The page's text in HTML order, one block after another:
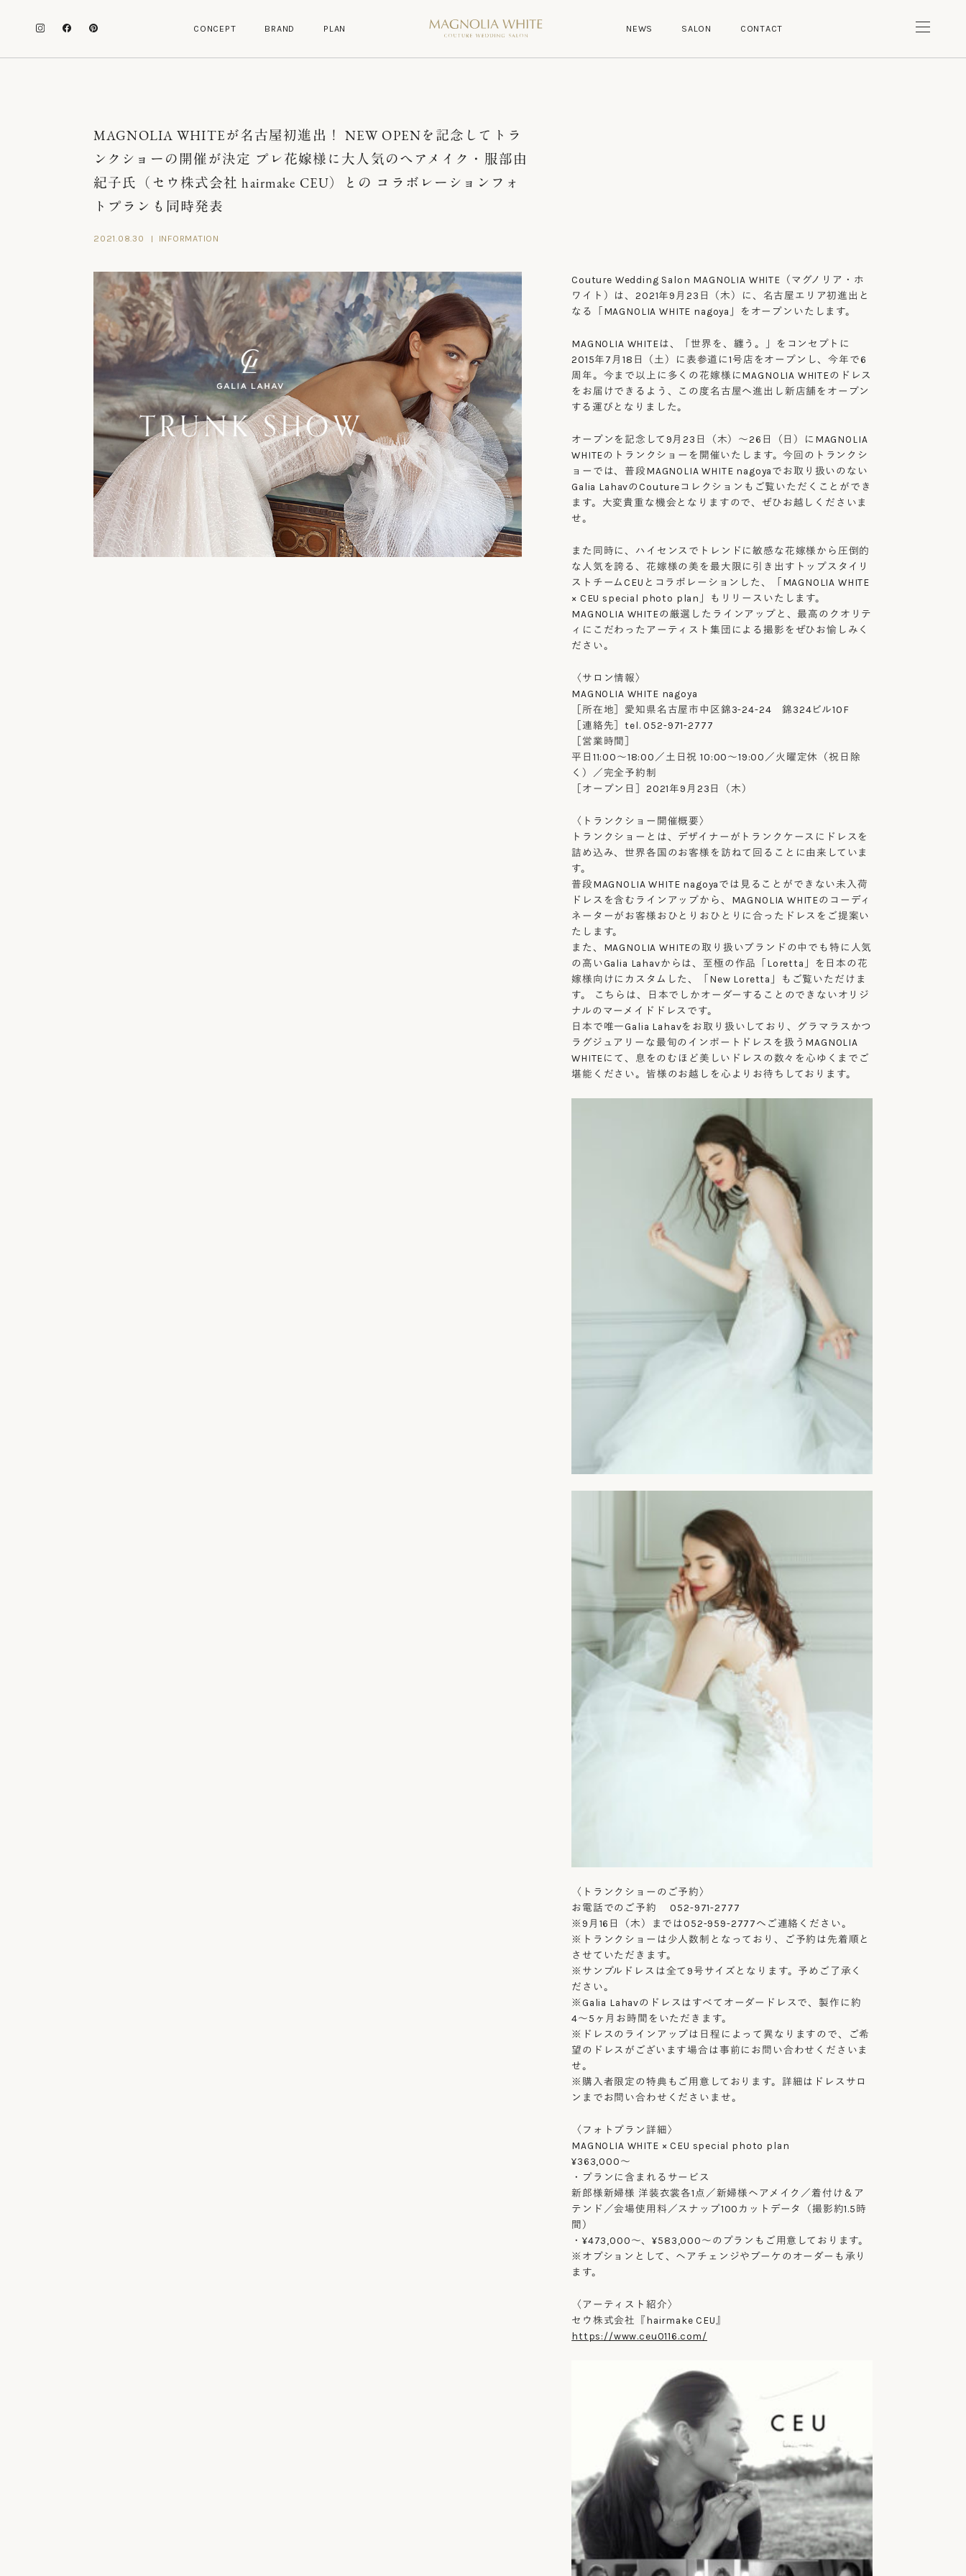
C O NC E PT
B RAND
P L AN
N EWS
SAL O N
C ONTACT
MAGNOLIA WHITEが名古屋初進出！ NEW OPENを記念してトラ
ンクショーの開催が決定 プレ花嫁様に大人気のヘアメイク・服部由
紀子氏（セウ株式会社 hairmake CEU）との コラボレーションフォ
トプランも同時発表
2021.08.30 INFORMATION
Couture Wedding Salon MAGNOLIA WHITE（マグノリア・ホ
ワイト）は、2021年9月23日（木）に、名古屋エリア初進出と
なる「MAGNOLIA WHITE nagoya」をオープンいたします。
MAGNOLIA WHITEは、「世界を、纏う。」をコンセプトに
2015年7月18日（土）に表参道に1号店をオープンし、今年で6
周年。今まで以上に多くの花嫁様にMAGNOLIA WHITEのドレス
をお届けできるよう、この度名古屋へ進出し新店舗をオープン
する運びとなりました。
オープンを記念して9月23日（木）〜26日（日）にMAGNOLIA
WHITEのトランクショーを開催いたします。今回のトランクシ
ョーでは、普段MAGNOLIA WHITE nagoyaでお取り扱いのない
Galia LahavのCoutureコレクションもご覧いただくことができ
ます。大変貴重な機会となりますので、ぜひお越しくださいま
せ。
また同時に、ハイセンスでトレンドに敏感な花嫁様から圧倒的
な人気を誇る、花嫁様の美を最大限に引き出すトップスタイリ
ストチームCEUとコラボレーションした、「MAGNOLIA WHITE
× CEU special photo plan」もリリースいたします。
MAGNOLIA WHITEの厳選したラインアップと、最高のクオリテ
ィにこだわったアーティスト集団による撮影をぜひお愉しみく
ださい。
〈サロン情報〉
MAGNOLIA WHITE nagoya
［所在地］愛知県名古屋市中区錦3-24-24 錦324ビル10F
［連絡先］tel. 052-971-2777
［営業時間］
平日11:00〜18:00／土日祝 10:00〜19:00／火曜定休（祝日除
く）／完全予約制
［オープン日］2021年9月23日（木）
〈トランクショー開催概要〉
トランクショーとは、デザイナーがトランクケースにドレスを
詰め込み、世界各国のお客様を訪ねて回ることに由来していま
す。
普段MAGNOLIA WHITE nagoyaでは見ることができない未入荷
ドレスを含むラインアップから、MAGNOLIA WHITEのコーディ
ネーターがお客様おひとりおひとりに合ったドレスをご提案い
たします。
また、MAGNOLIA WHITEの取り扱いブランドの中でも特に人気
の高いGalia Lahavからは、至極の作品「Loretta」を日本の花
嫁様向けにカスタムした、「New Loretta」もご覧いただけま
す。 こちらは、日本でしかオーダーすることのできないオリジ
ナルのマーメイドドレスです。
日本で唯一Galia Lahavをお取り扱いしており、グラマラスかつ
ラグジュアリーな最旬のインポートドレスを扱うMAGNOLIA
WHITEにて、息をのむほど美しいドレスの数々を心ゆくまでご
堪能ください。皆様のお越しを心よりお待ちしております。
〈トランクショーのご予約〉
お電話でのご予約 052-971-2777
※9月16日（木）までは052-959-2777へご連絡ください。
※トランクショーは少人数制となっており、ご予約は先着順と
させていただきます。
※サンプルドレスは全て9号サイズとなります。予めご了承く
ださい。
※Galia Lahavのドレスはすべてオーダードレスで、製作に約
4〜5ヶ月お時間をいただきます。
※ドレスのラインアップは日程によって異なりますので、ご希
望のドレスがございます場合は事前にお問い合わせくださいま
せ。
※購入者限定の特典もご用意しております。詳細はドレスサロ
ンまでお問い合わせくださいませ。
〈フォトプラン詳細〉
MAGNOLIA WHITE × CEU special photo plan
¥363,000〜
・プランに含まれるサービス
新郎様新婦様 洋装衣裳各1点／新婦様ヘアメイク／着付け＆ア
テンド／会場使用料／スナップ100カットデータ（撮影約1.5時
間）
・¥473,000〜、¥583,000〜のプランもご用意しております。
※オプションとして、ヘアチェンジやブーケのオーダーも承り
ます。
〈アーティスト紹介〉
セウ株式会社『hairmake CEU』
https://www.ceu0116.com/